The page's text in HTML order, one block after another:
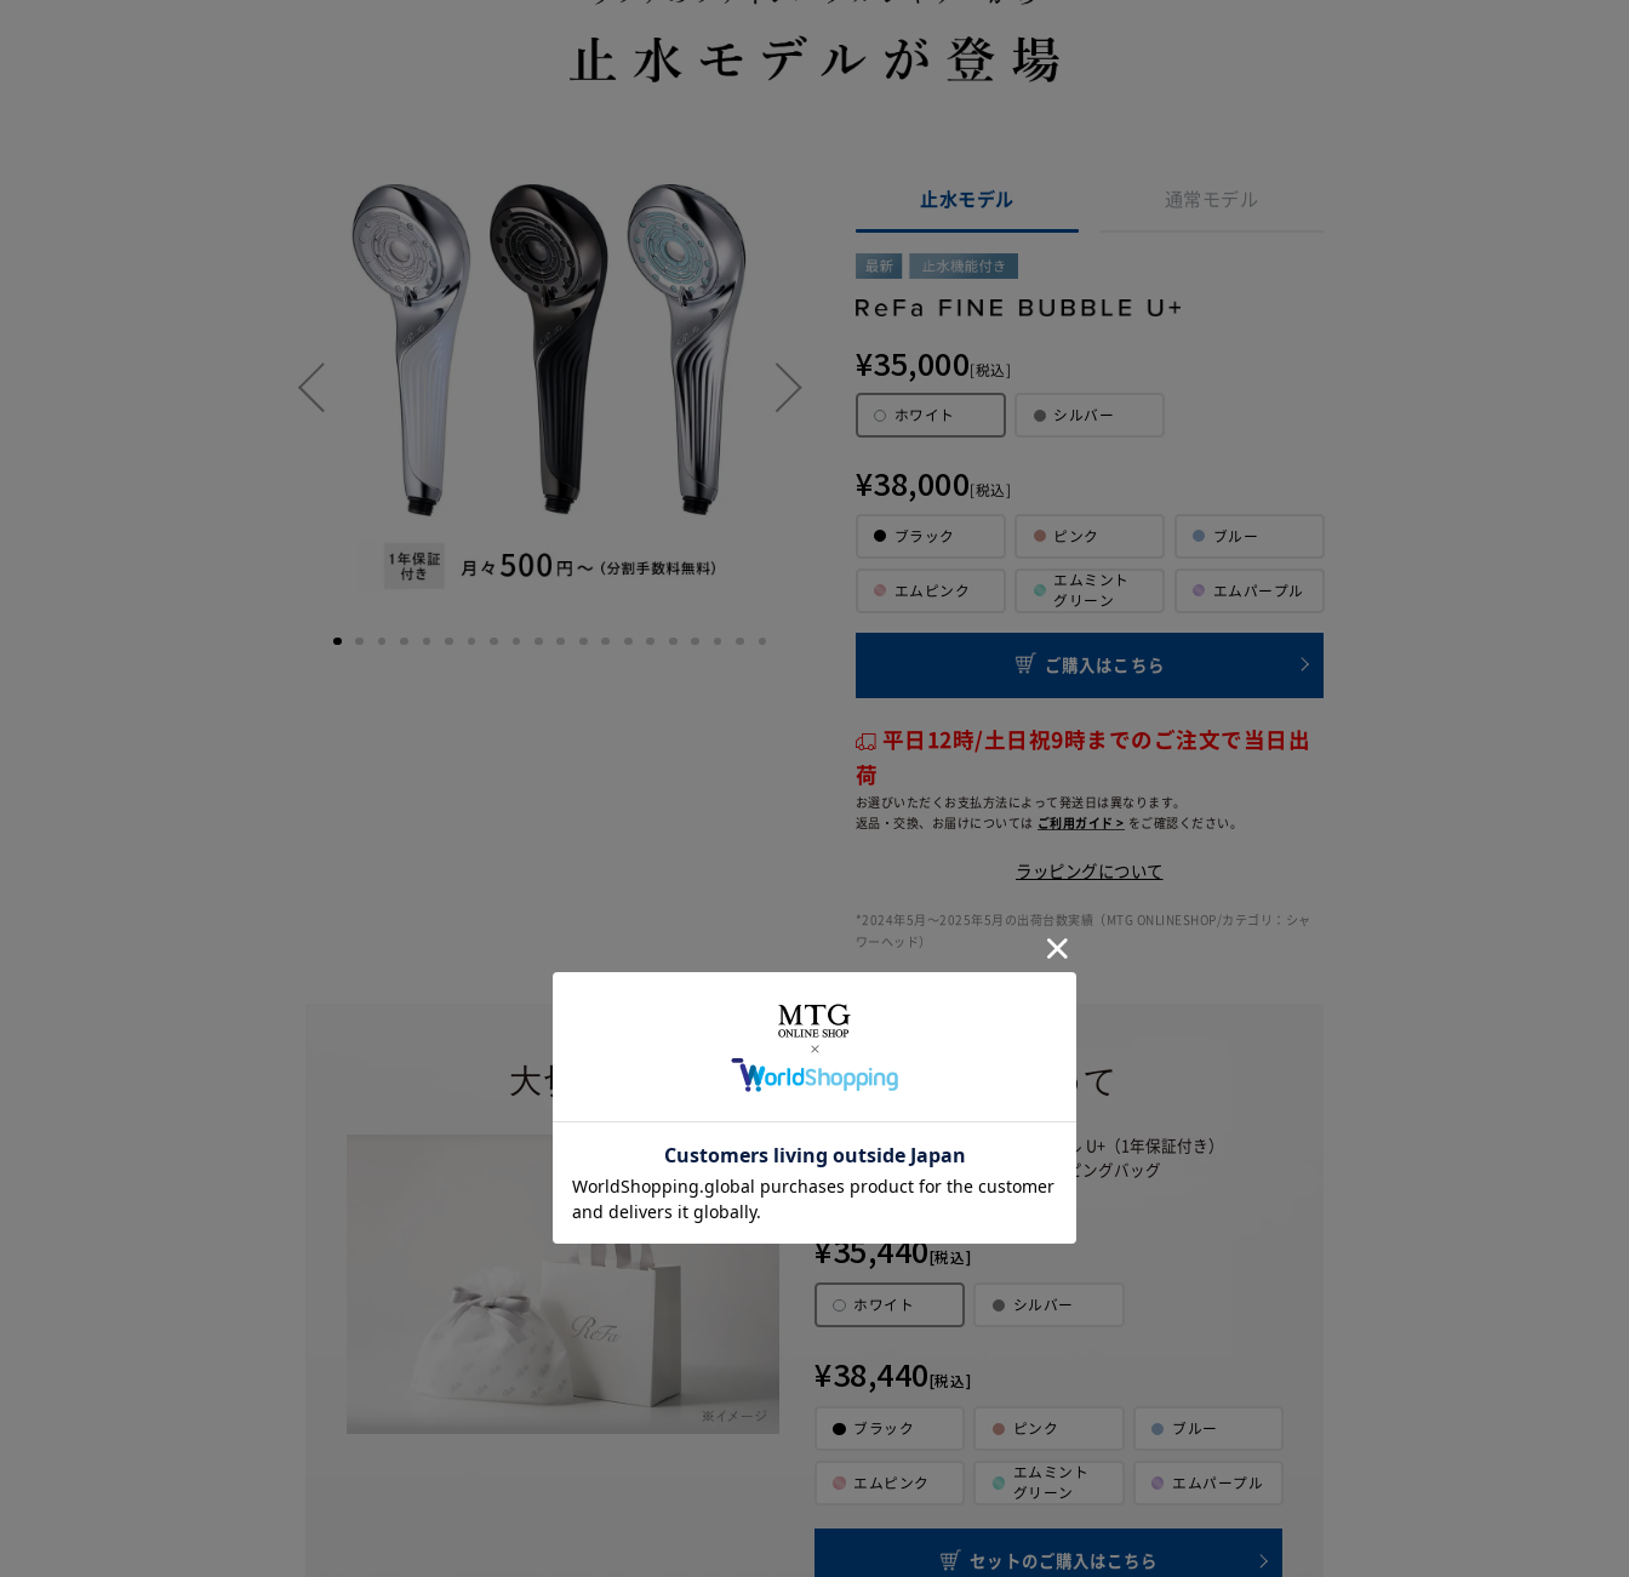
止水モデル 通常モデル
¥35,000 [税込]
ホワイト シルバー
¥38,000 [税込]
ブラック ピンク ブルー
エムピンク
エムミント
グリーン
エム パープル
ご購入はこちら
平日12時/土日祝9時までのご注文で当日出
荷
お選びいただくお支払方法によって発送日は異なります。
返品・交換、お届けについては ご利用ガイド > をご確認ください。
ラッピングについて
*2024年5月〜2025年5月の出荷台数実績（MTG ONLINESHOP/カテゴリ：シャ
ワーヘッド）
大切な人への贈り物に、想いを込めて
セット内容
・リファファインバブル U+（1年保証付き）
・【セット限定】ラッピングバッグ
・ショッパー
¥35,440[税込]
ホワイト シルバー
¥38,440[税込]
ブラック ピンク ブルー
エムピンク
エムミント
グリーン
エム パープル
セットのご購入はこちら
【ご注意】2022年4月14日以前にサービスに加入された方
2022年4月14日以前に延長保証サービスに加入された方につきましては、保証範囲が自然
故障のみとなり、物損故障は保証対象外となります。ご自身の保証内容をご確認いただく
場合は、商品発送時に同梱させていただいております「延長保証書」をご確認ください。